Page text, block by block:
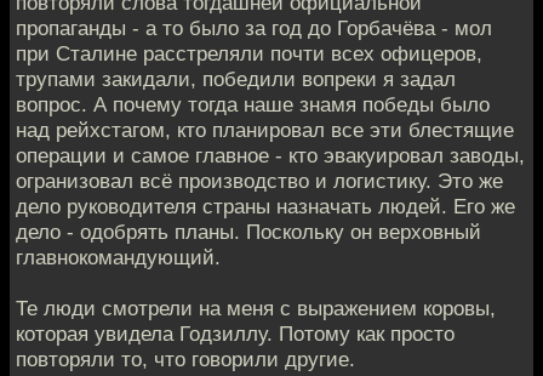
пропаганды - а то было за год до Горбачёва - мол
при Сталине расстреляли почти всех офицеров,
трупами закидали, победили вопреки я задал
вопрос. А почему тогда наше знамя победы было
над рейхстагом, кто планировал все эти блестящие
операции и самое главное - кто эвакуировал заводы,
огранизовал всё производство и логистику. Это же
дело руководителя страны назначать людей. Его же
дело - одобрять планы. Поскольку он верховный
главнокомандующий.
Те люди смотрели на меня с выражением коровы,
которая увидела Годзиллу. Потому как просто
повторяли то, что говорили другие.